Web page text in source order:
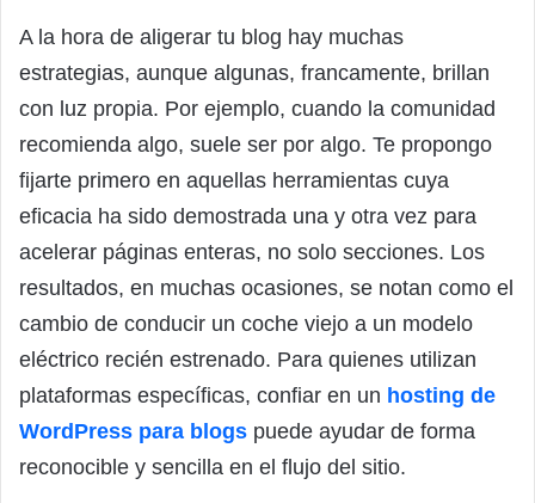
A la hora de aligerar tu blog hay muchas
estrategias, aunque algunas, francamente, brillan
con luz propia. Por ejemplo, cuando la comunidad
recomienda algo, suele ser por algo. Te propongo
fijarte primero en aquellas herramientas cuya
eficacia ha sido demostrada una y otra vez para
acelerar páginas enteras, no solo secciones. Los
resultados, en muchas ocasiones, se notan como el
cambio de conducir un coche viejo a un modelo
eléctrico recién estrenado. Para quienes utilizan
plataformas específicas, confiar en un hosting de
WordPress para blogs puede ayudar de forma
reconocible y sencilla en el flujo del sitio.